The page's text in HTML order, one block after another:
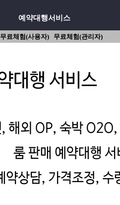
예약대행서비스
무료체험(사용자) 무료체험(관리자)